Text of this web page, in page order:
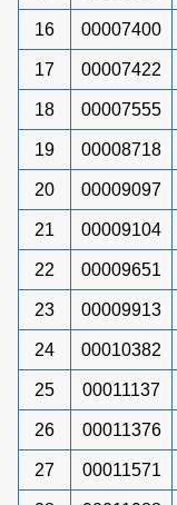
16 00007400
17 00007422
18 00007555
19 00008718
20 00009097
21 00009104
22 00009651
23 00009913
24 00010382
25 00011137
26 00011376
27 00011571